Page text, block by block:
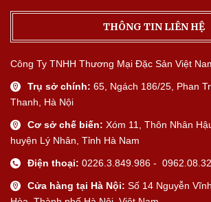
THÔNG TIN LIÊN HỆ
Công Ty TNHH Thương Mại Đặc Sản Việt
Trụ sở chính: 65, Ngách 186/25, Phan
Thanh, Hà Nội
Cơ sở chế biến: Xóm 11, Thôn Nhân
huyện Lý Nhân, Tỉnh Hà Nam
Điện thoại: 0226.3.849.986 -
Cửa hàng tại Hà Nội: Số 14 Nguyễn